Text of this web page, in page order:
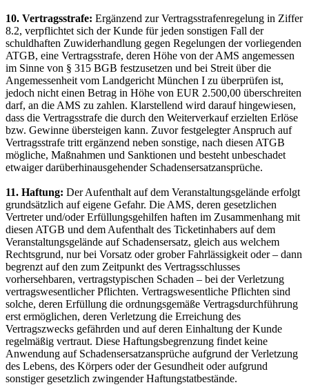
10. Vertragsstrafe: Ergänzend zur Vertragsstrafenregelung in Ziffer
8.2, verpflichtet sich der Kunde für jeden sonstigen Fall der
schuldhaften Zuwiderhandlung gegen Regelungen der vorliegenden
ATGB, eine Vertragsstrafe, deren Höhe von der AMS angemessen
im Sinne von § 315 BGB festzusetzen und bei Streit über die
Angemessenheit vom Landgericht München I zu überprüfen ist,
jedoch nicht einen Betrag in Höhe von EUR 2.500,00 überschreiten
darf, an die AMS zu zahlen. Klarstellend wird darauf hingewiesen,
dass die Vertragsstrafe die durch den Weiterverkauf erzielten Erlöse
bzw. Gewinne übersteigen kann. Zuvor festgelegter Anspruch auf
Vertragsstrafe tritt ergänzend neben sonstige, nach diesen ATGB
mögliche, Maßnahmen und Sanktionen und besteht unbeschadet
etwaiger darüberhinausgehender Schadensersatzansprüche.
11. Haftung: Der Aufenthalt auf dem Veranstaltungsgelände erfolgt
grundsätzlich auf eigene Gefahr. Die AMS, deren gesetzlichen
Vertreter und/oder Erfüllungsgehilfen haften im Zusammenhang mit
diesen ATGB und dem Aufenthalt des Ticketinhabers auf dem
Veranstaltungsgelände auf Schadensersatz, gleich aus welchem
Rechtsgrund, nur bei Vorsatz oder grober Fahrlässigkeit oder – dann
begrenzt auf den zum Zeitpunkt des Vertragsschlusses
vorhersehbaren, vertragstypischen Schaden – bei der Verletzung
vertragswesentlicher Pflichten. Vertragswesentliche Pflichten sind
solche, deren Erfüllung die ordnungsgemäße Vertragsdurchführung
erst ermöglichen, deren Verletzung die Erreichung des
Vertragszwecks gefährden und auf deren Einhaltung der Kunde
regelmäßig vertraut. Diese Haftungsbegrenzung findet keine
Anwendung auf Schadensersatzansprüche aufgrund der Verletzung
des Lebens, des Körpers oder der Gesundheit oder aufgrund
sonstiger gesetzlich zwingender Haftungstatbestände.